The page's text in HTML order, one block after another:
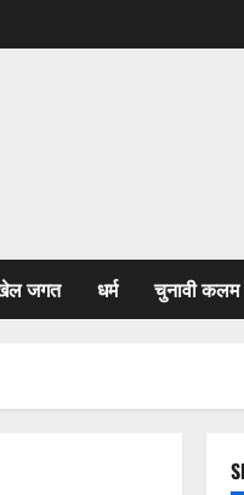
जगत धर्म चुनावी कलम